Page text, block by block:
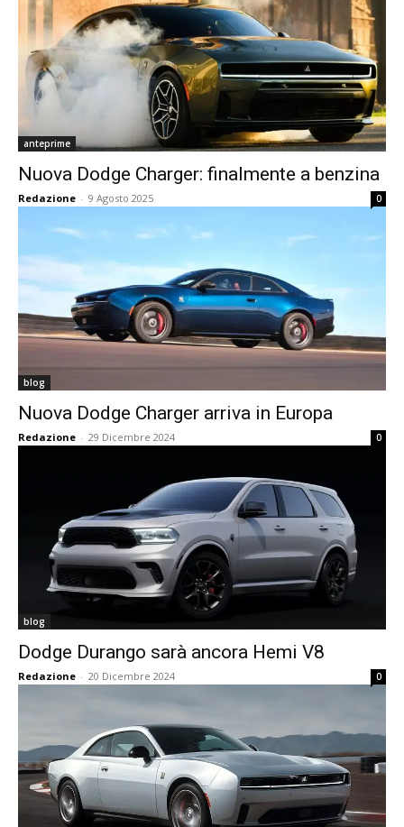
anteprime
Nuova Dodge Charger: finalmente a benzina
Redazione - 9 Agosto 2025 0
blog
Nuova Dodge Charger arriva in Europa
Redazione - 29 Dicembre 2024 0
blog
Dodge Durango sarà ancora Hemi V8
Redazione - 20 Dicembre 2024 0